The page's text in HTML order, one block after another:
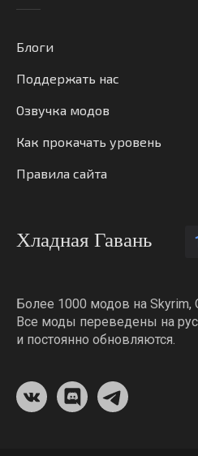
Блоги
Поддержать нас
Озвучка модов
Как прокачать уровень
Правила сайта
Хладная Гавань
Более 1000 модов на Skyrim,
Все моды переведены на
и постоянно обновляются.